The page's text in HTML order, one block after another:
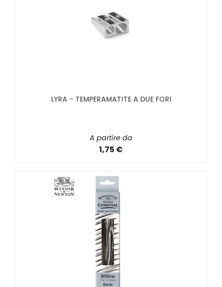
LYRA - TEMPERAMATITE A DUE FORI
A partire da
1,75 €